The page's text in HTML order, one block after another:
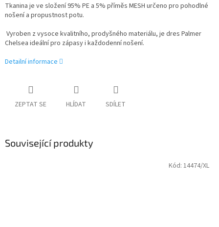
Tkanina je ve složení 95% PE a 5% příměs MESH určeno pro pohodlné
nošení a propustnost potu.
Vyroben z vysoce kvalitního, prodyšného materiálu, je dres Palmer
Chelsea ideální pro zápasy i každodenní nošení.
Detailní informace
ZEPTAT SE HLÍDAT SDÍLET
Související produkty
Kód: 14474/XL